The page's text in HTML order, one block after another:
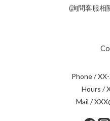
(詢問客服相
Phone /
Hours /
Mail /